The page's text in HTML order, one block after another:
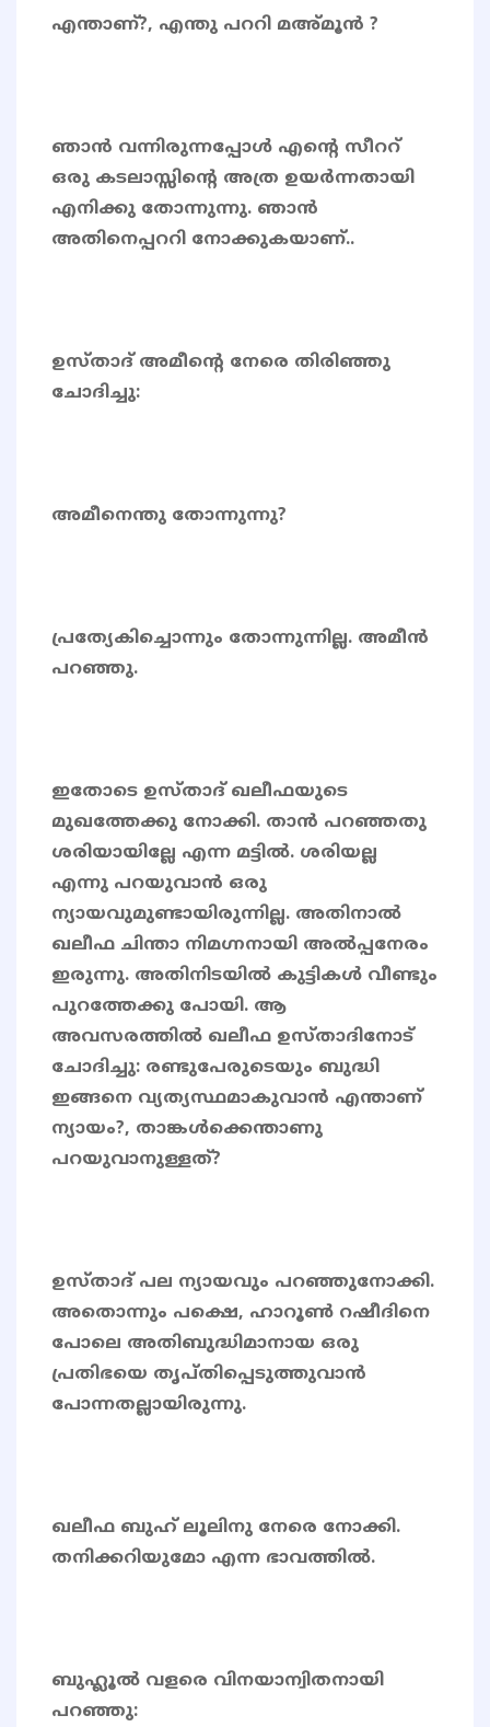
എന്താണ്?, എന്തു പററി മഅ്മൂൻ ?
ഞാൻ വന്നിരുന്നപ്പോൾ എന്റെ സീററ്
ഒരു കടലാസ്സിന്റെ അത്ര ഉയർന്നതായി
എനിക്കു തോന്നുന്നു. ഞാൻ
അതിനെപ്പററി നോക്കുകയാണ്..
ഉസ്താദ് അമീന്റെ നേരെ തിരിഞ്ഞു
ചോദിച്ചു:
അമീനെന്തു തോന്നുന്നു?
പ്രത്യേകിച്ചൊന്നും തോന്നുന്നില്ല. അമീൻ
പറഞ്ഞു.
ഇതോടെ ഉസ്താദ് ഖലീഫയുടെ
മുഖത്തേക്കു നോക്കി. താൻ പറഞ്ഞതു
ശരിയായില്ലേ എന്ന മട്ടിൽ. ശരിയല്ല
എന്നു പറയുവാൻ ഒരു
ന്യായവുമുണ്ടായിരുന്നില്ല. അതിനാൽ
ഖലീഫ ചിന്താ നിമഗ്നനായി അൽപ്പനേരം
ഇരുന്നു. അതിനിടയിൽ കുട്ടികൾ വീണ്ടും
പുറത്തേക്കു പോയി. ആ
അവസരത്തിൽ ഖലീഫ ഉസ്താദിനോട്
ചോദിച്ചു: രണ്ടുപേരുടെയും ബുദ്ധി
ഇങ്ങനെ വ്യത്യസ്ഥമാകുവാൻ എന്താണ്
ന്യായം?, താങ്കൾക്കെന്താണു
പറയുവാനുള്ളത്?
ഉസ്താദ് പല ന്യായവും പറഞ്ഞുനോക്കി.
അതൊന്നും പക്ഷെ, ഹാറൂൺ റഷീദിനെ
പോലെ അതിബുദ്ധിമാനായ ഒരു
പ്രതിഭയെ തൃപ്തിപ്പെടുത്തുവാൻ
പോന്നതല്ലായിരുന്നു.
ഖലീഫ ബുഹ് ലൂലിനു നേരെ നോക്കി.
തനിക്കറിയുമോ എന്ന ഭാവത്തിൽ.
ബുഹ്ലൂൽ വളരെ വിനയാന്വിതനായി
പറഞ്ഞു: